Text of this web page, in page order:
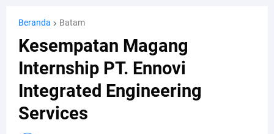
Beranda Batam
Kesempatan Magang
Internship PT. Ennovi
Integrated Engineering
Services